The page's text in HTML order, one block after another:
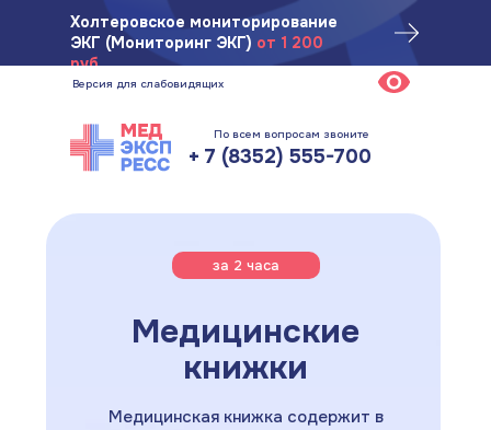
Холтеровское мониторирование
ЭКГ (Мониторинг ЭКГ) от 1 200
руб.
Версия для слабовидящих
Ул. Ярмарочная, 1/25, 2 этаж
По всем вопросам звоните
+ 7 (8352) 555-700
Медицинские
книжки
Медицинская книжка содержит в
за 2 часа